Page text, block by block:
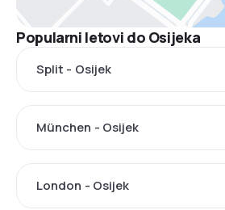
Popularni letovi do Osijeka
Split - Osijek
München - Osijek
London - Osijek